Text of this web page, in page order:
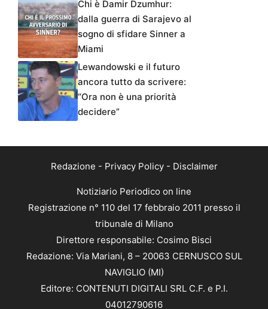
Chi è Damir Dzumhur:
dalla guerra di Sarajevo al
sogno di sfidare Sinner a
Miami
Lewandowski e il futuro
ancora tutto da scrivere:
“Ora non è una priorità
decidere”
Redazione - Privacy Policy- Disclaimer
Notiziario Periodico on line
Registrazione n° 110 del 17 febbraio 2011 presso il
tribunale di Milano
Direttore responsabile: Cosimo Bisci
Redazione: Via Mariani, 8 – 20063 CERNUSCO SUL
NAVIGLIO (MI)
Editore: CONTENUTI DIGITALI SRL C.F. e P.I.
04012790616